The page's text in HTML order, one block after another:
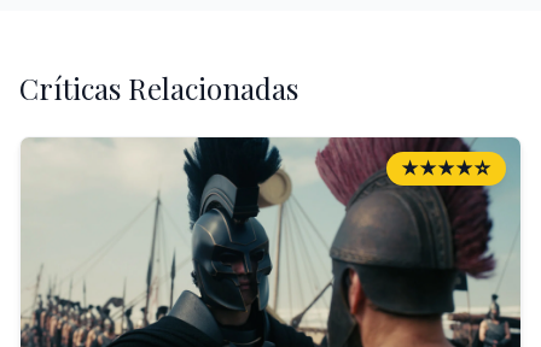
Críticas Relacionadas
★★★★☆